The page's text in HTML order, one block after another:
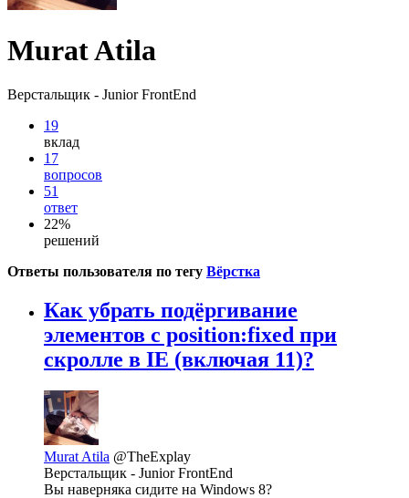
Murat Atila
Верстальщик - Junior FrontEnd
19
вклад
17
вопросов
51
ответ
22%
решений
Ответы пользователя по тегу Вёрстка
Как убрать подёргивание
элементов с position:fixed при
скролле в IE (включая 11)?
Murat Atila @TheExplay
Верстальщик - Junior FrontEnd
Вы наверняка сидите на Windows 8?